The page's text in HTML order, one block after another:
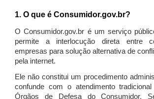
1. O que é Consumidor.gov.br?
O Consumidor.gov.br é um serviço
permite a interlocução direta entre
empresas para solução alternativa de
pela internet.
Ele não constitui um procedimento
confunde com o atendimento
Órgãos de Defesa do Consumidor.